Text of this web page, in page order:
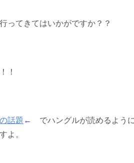
ってきてはいかがですか？？
！
話題 ←
でハングルが読めるよう
よ。